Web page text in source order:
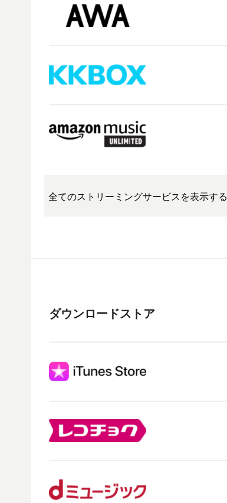
全てのストリーミングサービスを表示する
ダウンロードストア